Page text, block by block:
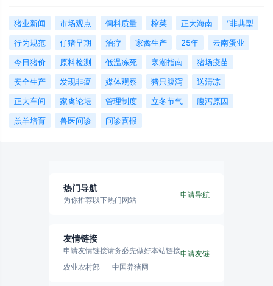
猪业新闻 市场观点 饲料质量 榨菜 正大海南
“非典型
行为规范
仔猪早期 治疗 家禽生产 25年
云南蛋业
今日猪价
原料检测 低温冻死 寒潮指南
猪场疫苗
安全生产
发现非瘟 媒体观察 猪只腹泻
送清凉
正大车间
家禽论坛 管理制度 立冬节气
腹泻原因
羔羊培育
兽医问诊 问诊喜报
热门导航
为你推荐以下热门网站
申请导航
友情链接
申请友情链接请务必先做好本站链接
农业农村部
中国养猪网
申请友链